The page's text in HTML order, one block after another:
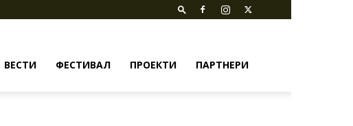
ВЕСТИ ФЕСТИВАЛ ПРОЕКТИ ПАРТНЕРИ